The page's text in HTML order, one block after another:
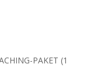
PAKET 1